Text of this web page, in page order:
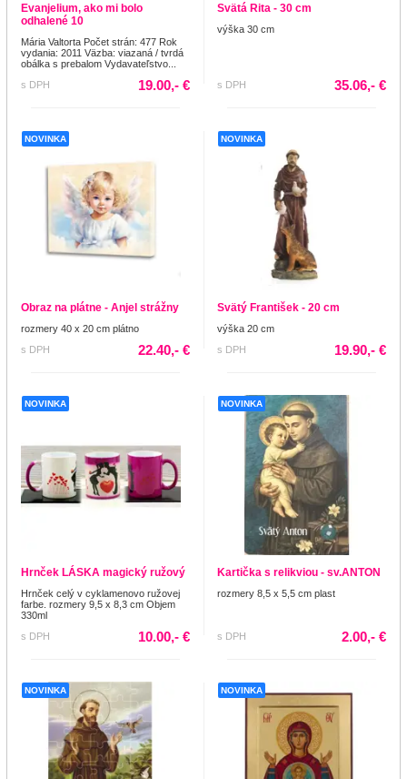
Evanjelium, ako mi bolo
odhalené 10
Mária Valtorta Počet strán: 477 Rok
vydania: 2011 Väzba: viazaná / tvrdá
obálka s prebalom Vydavateľstvo...
s DPH
19.00,- €
Svätá Rita - 30 cm
výška 30 cm
s DPH 35.06,- €
NOVINKA
Obraz na plátne - Anjel strážny
rozmery 40 x 20 cm plátno
s DPH
22.40,- €
NOVINKA
Svätý František - 20 cm
výška 20 cm
s DPH
19.90,- €
NOVINKA
Hrnček LÁSKA magický ružový
Hrnček celý v cyklamenovo ružovej
farbe. rozmery 9,5 x 8,3 cm Objem
330ml
s DPH
10.00,- €
NOVINKA
Kartička s relikviou - sv.ANTON
rozmery 8,5 x 5,5 cm plast
s DPH 2.00,- €
NOVINKA NOVINKA